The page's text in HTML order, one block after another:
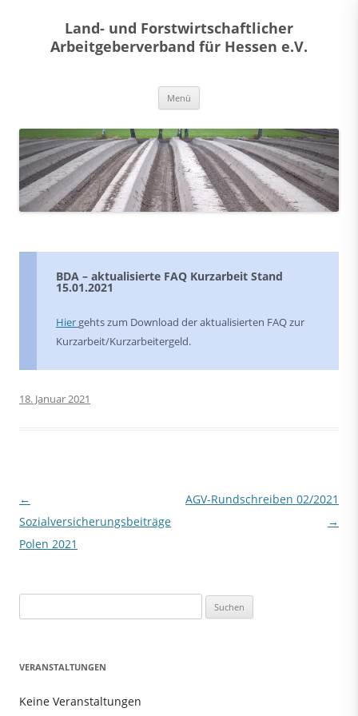
Land- und Forstwirtschaftlicher
Arbeitgeberverband für Hessen e.V.
Menü
BDA – aktualisierte FAQ Kurzarbeit Stand
15.01.2021
Hier gehts zum Download der aktualisierten FAQ zur
Kurzarbeit/Kurzarbeitergeld.
18. Januar 2021
Beitragsnavigation
←
Sozialversicherungsbeiträge
Polen 2021
AGV-Rundschreiben 02/2021
→
nach:
VERANSTALTUNGEN
Keine Veranstaltungen